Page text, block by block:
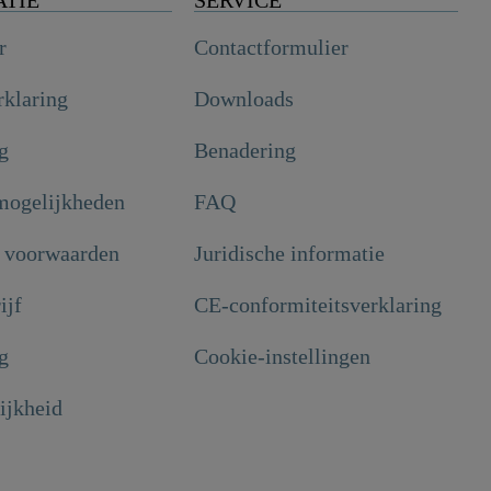
Contactformulier
Downloads
Benadering
FAQ
Juridische informatie
CE-conformiteitsverklaring
Cookie-instellingen